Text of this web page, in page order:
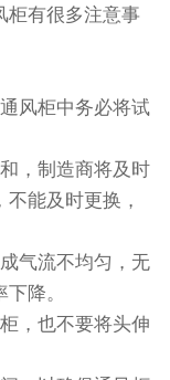
柜有很多注意事
风柜中务必将试
，制造商将及时
能及时更换，
气流不均匀，无
降。
，也不要将头伸